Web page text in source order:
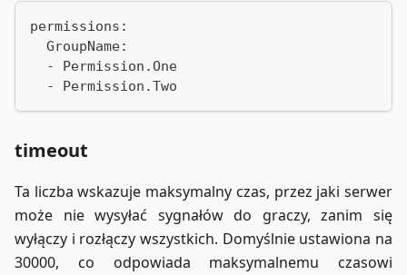
permissions:
  GroupName:
  - Permission.One
  - Permission.Two
timeout
Ta liczba wskazuje maksymalny czas, przez jaki serwer
może nie wysyłać sygnałów do graczy, zanim się
wyłączy i rozłączy wszystkich. Domyślnie ustawiona na
30000, co odpowiada maksymalnemu czasowi